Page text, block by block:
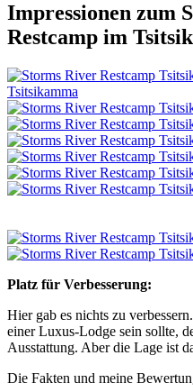
Impressionen zum
Restcamp im
Tsitsikamma
Platz für Verbesserung:
Hier gab es nichts zu
einer Luxus-Lodge sein sollte,
Ausstattung. Aber die Lage ist
Die Fakten und meine